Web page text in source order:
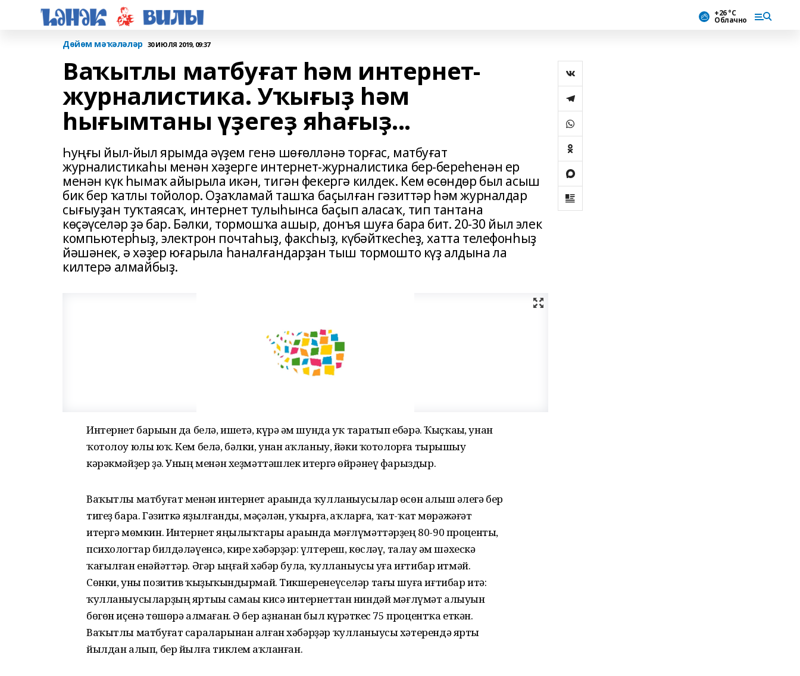
+26 °С
Облачно
Дөйөм мәҡәләләр 30 ИЮЛЯ 2019, 09:37
Ваҡытлы матбуғат һәм интернет-
журналистика. Уҡығыҙ һәм
һығымтаны үҙегеҙ яһағыҙ...
Һуңғы йыл-йыл ярымда әүҙем генә шөғөлләнә торғас, матбуғат
журналистикаһы менән хәҙерге интернет-журналистика бер-береһенән ер
менән күк һымаҡ айырыла икән, тигән фекергә килдек. Кем өсөндөр был асыш
бик бер ҡатлы тойолор. Оҙаҡламай ташҡа баҫылған гәзиттәр һәм журналдар
сығыуҙан туҡтаясаҡ, интернет тулыһынса баҫып аласаҡ, тип тантана
көҫәүселәр ҙә бар. Бәлки, тормошҡа ашыр, донъя шуға бара бит. 20-30 йыл элек
компьютерһыҙ, электрон почтаһыҙ, факсһыҙ, күбәйткесһеҙ, хатта телефонһыҙ
йәшәнек, ә хәҙер юғарыла һаналғандарҙан тыш тормошто күҙ алдына ла
килтерә алмайбыҙ.
Интернет барыһын да белә, ишетә, күрә һәм шунда уҡ таратып ебәрә. Ҡыҫҡаһы, унан
ҡотолоу юлы юҡ. Кем белә, бәлки, унан һаҡланыу, йәки ҡотолорға тырышыу
кәрәкмәйҙер ҙә. Уның менән хеҙмәттәшлек итергә өйрәнеү фарыздыр.
Ваҡытлы матбуғат менән интернет араһында ҡулланыусылар өсөн алыш әлегә бер
тигеҙ бара. Гәзиткә яҙылғанды, мәҫәлән, уҡырға, һаҡларға, ҡат-ҡат мөрәжәғәт
итергә мөмкин. Интернет яңылыҡтары араһында мәғлүмәттәрҙең 80-90 проценты,
психологтар билдәләүенсә, кире хәбәрҙәр: үлтереш, көсләү, талау һәм шәхескә
ҡағылған енәйәттәр. Әгәр ыңғай хәбәр булһа, ҡулланыусы уға иғтибар итмәй.
Сөнки, уны позитив ҡыҙыҡһындырмай. Тикшеренеүселәр тағы шуға иғтибар итә:
ҡулланыусыларҙың яртыһы самаһы кисә интернеттан ниндәй мәғлүмәт алыуын
бөгөн иҫенә төшөрә алмаған. Ә бер аҙнанан был күрһәткес 75 процентҡа еткән.
Ваҡытлы матбуғат сараларынан алған хәбәрҙәр ҡулланыусы хәтерендә ярты
йылдан алып, бер йылға тиклем һаҡланған.